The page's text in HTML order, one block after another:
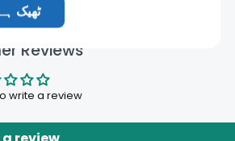
Reviews
write a review
👍 ٹھیک